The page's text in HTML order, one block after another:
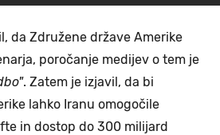
da Združene države Amerike
poročanje medijev o tem je
. Zatem je izjavil, da bi
lahko Iranu omogočile
in dostop do 300 milijard